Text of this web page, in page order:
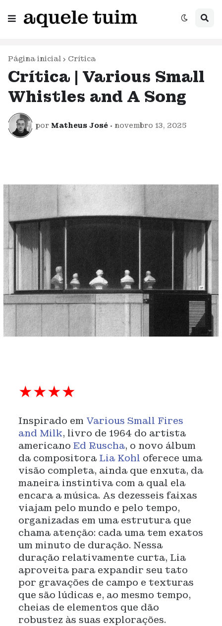
Página inicial Crítica
Crítica | Various Small
Whistles and A Song
por Matheus José • novembro 13, 2025
★★★★
Inspirado em Various Small Fires
and Milk, livro de 1964 do artista
americano Ed Ruscha, o novo álbum
da compositora Lia Kohl oferece uma
visão completa, ainda que enxuta, da
maneira instintiva com a qual ela
encara a música. As dezesseis faixas
viajam pelo mundo e pelo tempo,
organizadas em uma estrutura que
chama atenção: cada uma tem exatos
um minuto de duração. Nessa
duração relativamente curta, Lia
aproveita para expandir seu tato
por gravações de campo e texturas
que são lúdicas e, ao mesmo tempo,
cheias de elementos que dão
robustez às suas explorações.